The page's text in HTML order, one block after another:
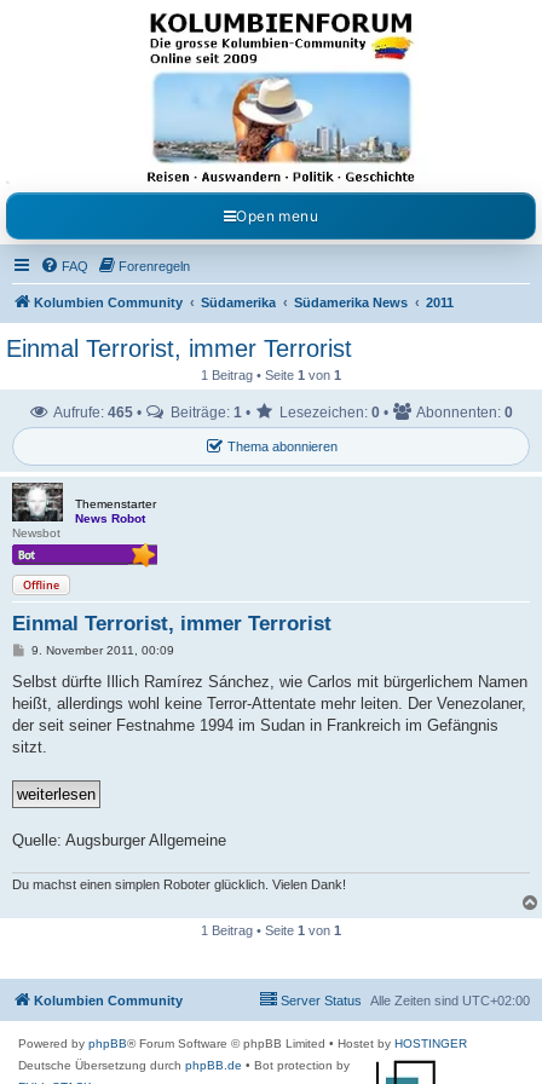
Kolumbienforum - Das
grosse Forum der
Freunde Kolumbiens
Reisen, Auswandern, Kultur, Politik, Geschichte und Visum in Kolumbien und Venezuela.
Austausch, Erfahrungen und Gemeinschaft im Kolumbienforum
Open menu
FAQ Forenregeln
Kolumbien Community Südamerika Südamerika News 2011
Einmal Terrorist, immer Terrorist
1 Beitrag • Seite 1 von 1
Thema abonnieren
Aufrufe: 465 • Beiträge: 1 • Lesezeichen: 0 • Abonnenten: 0
Themenstarter
News Robot
Newsbot
Offline
Einmal Terrorist, immer Terrorist
B
i
r
a
9. November 2011, 00:09
Selbst dürfte Illich Ramírez Sánchez, wie Carlos mit bürgerlichem Namen
heißt, allerdings wohl keine Terror-Attentate mehr leiten. Der Venezolaner,
der seit seiner Festnahme 1994 im Sudan in Frankreich im Gefängnis
sitzt.
Quelle: Augsburger Allgemeine
Du machst einen simplen Roboter glücklich. Vielen Dank!
1 Beitrag • Seite 1 von 1
Kolumbien Community Alle Zeiten sind UTC+02:00
Server Status
Powered by phpBB® Forum Software © phpBB Limited • Hostet by HOSTINGER
Deutsche Übersetzung durch phpBB.de • Bot protection by